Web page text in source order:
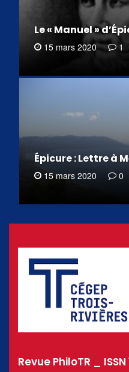
Le « Manuel »
15 mars 2020 1
Épicure : Lettre à
15 mars 2020 0
Revue PhiloTR _ ISSN